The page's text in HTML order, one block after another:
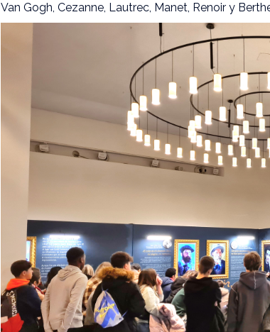
Van Gogh, Cezanne, Lautrec, Manet, Renoir y